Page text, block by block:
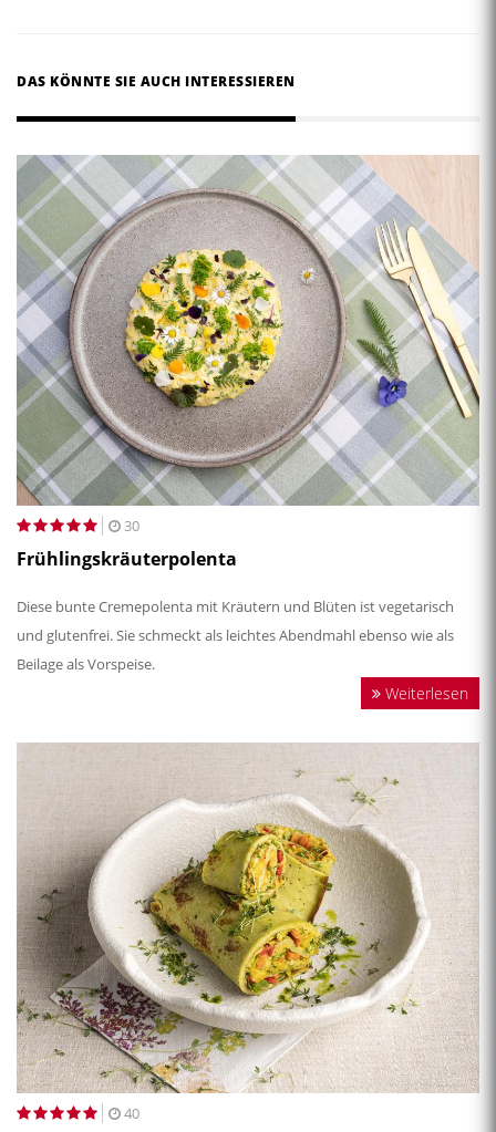
DAS KÖNNTE SIE AUCH INTERESSIEREN
30
Frühlingskräuterpolenta
Diese bunte Cremepolenta mit Kräutern und Blüten ist vegetarisch
und glutenfrei. Sie schmeckt als leichtes Abendmahl ebenso wie als
Beilage als Vorspeise.
Weiterlesen
40